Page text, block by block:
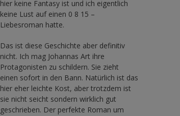
hier keine Fantasy ist und ich eigentlich
keine Lust auf einen 0 8 15 –
Liebesroman hatte.
Das ist diese Geschichte aber definitiv
nicht. Ich mag Johannas Art ihre
Protagonisten zu schildern. Sie zieht
einen sofort in den Bann. Natürlich ist das
hier eher leichte Kost, aber trotzdem ist
sie nicht seicht sondern wirklich gut
geschrieben. Der perfekte Roman um